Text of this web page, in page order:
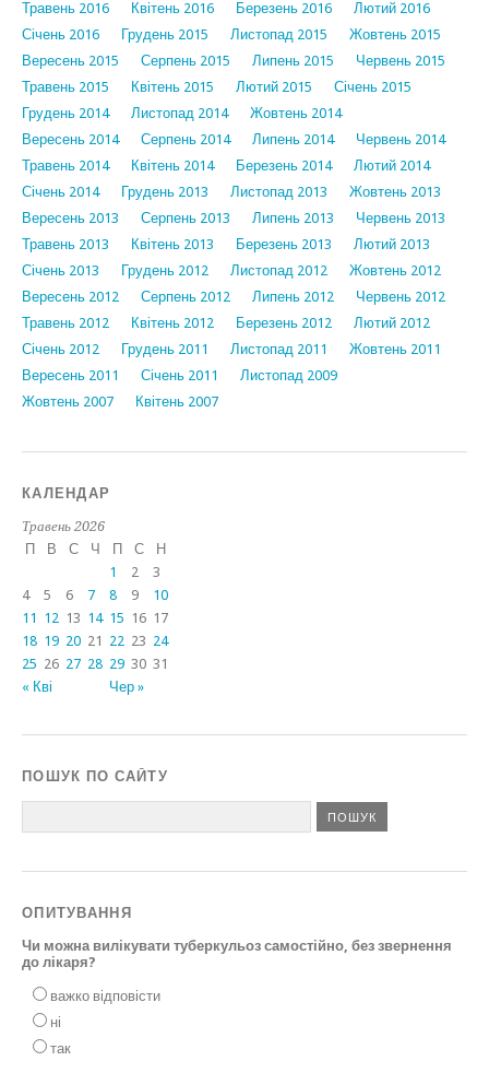
Травень 2016 Квітень 2016 Березень 2016
Лютий 2016
Січень 2016
Грудень 2015 Листопад 2015
Жовтень 2015
Вересень 2015
Серпень 2015 Липень 2015
Червень 2015
Травень 2015
Квітень 2015 Лютий 2015
Січень 2015
Грудень 2014
Листопад 2014
Жовтень 2014
Вересень 2014
Серпень 2014 Липень 2014
Червень 2014
Травень 2014
Квітень 2014 Березень 2014
Лютий 2014
Січень 2014
Грудень 2013 Листопад 2013
Жовтень 2013
Вересень 2013
Серпень 2013 Липень 2013
Червень 2013
Травень 2013
Квітень 2013 Березень 2013
Лютий 2013
Січень 2013
Грудень 2012 Листопад 2012
Жовтень 2012
Вересень 2012
Серпень 2012 Липень 2012
Червень 2012
Травень 2012
Квітень 2012 Березень 2012
Лютий 2012
Січень 2012
Грудень 2011 Листопад 2011
Жовтень 2011
Вересень 2011
Січень 2011
Листопад 2009
Жовтень 2007
Квітень 2007
КАЛЕНДАР
Травень 2026
П
В С Ч П С Н
« Кві Чер »
1 2
3
4
5 6 7 8 9
10
11 12 13 14 15 16 17
18 19 20 21 22 23 24
25 26 27 28 29 30 31
ПОШУК ПО САЙТУ
ОПИТУВАННЯ
Чи можна вилікувати туберкульоз самостійно, без звернення
до лікаря?
важко відповісти
ні
так